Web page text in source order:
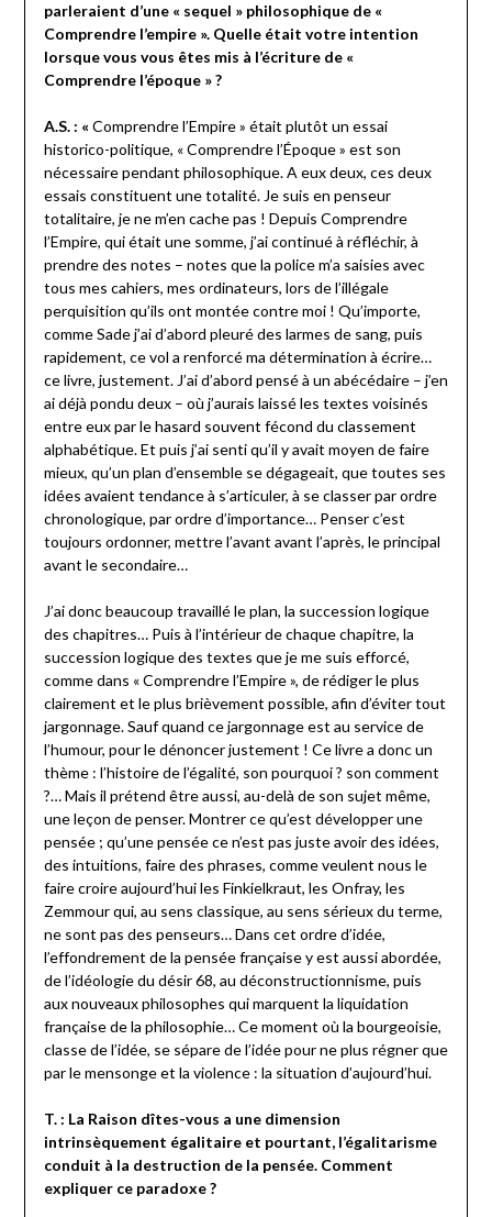
parleraient d’une « sequel » philosophique de «
Comprendre l’empire ». Quelle était votre intention
lorsque vous vous êtes mis à l’écriture de «
Comprendre l’époque » ?
A.S. : « Comprendre l’Empire » était plutôt un essai
historico-politique, « Comprendre l’Époque » est son
nécessaire pendant philosophique. A eux deux, ces deux
essais constituent une totalité. Je suis en penseur
totalitaire, je ne m’en cache pas ! Depuis Comprendre
l’Empire, qui était une somme, j’ai continué à réfléchir, à
prendre des notes – notes que la police m’a saisies avec
tous mes cahiers, mes ordinateurs, lors de l’illégale
perquisition qu’ils ont montée contre moi ! Qu’importe,
comme Sade j’ai d’abord pleuré des larmes de sang, puis
rapidement, ce vol a renforcé ma détermination à écrire…
ce livre, justement. J’ai d’abord pensé à un abécédaire – j’en
ai déjà pondu deux – où j’aurais laissé les textes voisinés
entre eux par le hasard souvent fécond du classement
alphabétique. Et puis j’ai senti qu’il y avait moyen de faire
mieux, qu’un plan d’ensemble se dégageait, que toutes ses
idées avaient tendance à s’articuler, à se classer par ordre
chronologique, par ordre d’importance… Penser c’est
toujours ordonner, mettre l’avant avant l’après, le principal
avant le secondaire…
J’ai donc beaucoup travaillé le plan, la succession logique
des chapitres… Puis à l’intérieur de chaque chapitre, la
succession logique des textes que je me suis efforcé,
comme dans « Comprendre l’Empire », de rédiger le plus
clairement et le plus brièvement possible, afin d’éviter tout
jargonnage. Sauf quand ce jargonnage est au service de
l’humour, pour le dénoncer justement ! Ce livre a donc un
thème : l’histoire de l’égalité, son pourquoi ? son comment
?… Mais il prétend être aussi, au-delà de son sujet même,
une leçon de penser. Montrer ce qu’est développer une
pensée ; qu’une pensée ce n’est pas juste avoir des idées,
des intuitions, faire des phrases, comme veulent nous le
faire croire aujourd’hui les Finkielkraut, les Onfray, les
Zemmour qui, au sens classique, au sens sérieux du terme,
ne sont pas des penseurs… Dans cet ordre d’idée,
l’effondrement de la pensée française y est aussi abordée,
de l’idéologie du désir 68, au déconstructionnisme, puis
aux nouveaux philosophes qui marquent la liquidation
française de la philosophie… Ce moment où la bourgeoisie,
classe de l’idée, se sépare de l’idée pour ne plus régner que
par le mensonge et la violence : la situation d’aujourd’hui.
T. : La Raison dîtes-vous a une dimension
intrinsèquement égalitaire et pourtant, l’égalitarisme
conduit à la destruction de la pensée. Comment
expliquer ce paradoxe ?